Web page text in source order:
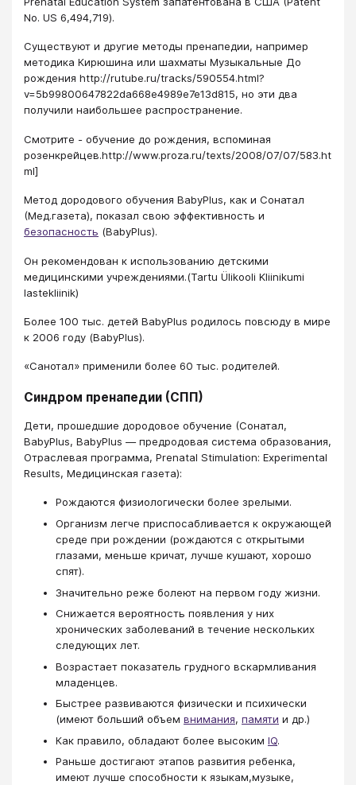
No. US 6,494,719).
Существуют и другие методы пренапедии, например
методика Кирюшина или шахматы Музыкальные До
рождения http://rutube.ru/tracks/590554.html?
v=5b99800647822da668e4989e7e13d815, но эти два
получили наибольшее распространение.
Смотрите - обучение до рождения, вспоминая
розенкрейцев.http://www.proza.ru/texts/2008/07/07/583.ht
ml]
Метод дородового обучения BabyPlus, как и Сонатал
(Мед.газета), показал свою эффективность и
безопасность (BabyPlus).
Он рекомендован к использованию детскими
медицинскими учреждениями.(Tartu Ülikooli Kliinikumi
lastekliinik)
Более 100 тыс. детей BabyPlus родилось повсюду в мире
к 2006 году (BabyPlus).
«Санотал» применили более 60 тыс. родителей.
Синдром пренапедии (СПП)
Дети, прошедшие дородовое обучение (Сонатал,
BabyPlus, BabyPlus — предродовая система образования,
Отраслевая программа, Prenatal Stimulation: Experimental
Results, Медицинская газета):
Рождаются физиологически более зрелыми.
Организм легче приспосабливается к окружающей
среде при рождении (рождаются с открытыми
глазами, меньше кричат, лучше кушают, хорошо
спят).
Значительно реже болеют на первом году жизни.
Снижается вероятность появления у них
хронических заболеваний в течение нескольких
следующих лет.
Возрастает показатель грудного вскармливания
младенцев.
Быстрее развиваются физически и психически
(имеют больший объем внимания, памяти и др.)
Как правило, обладают более высоким IQ.
Раньше достигают этапов развития ребенка,
имеют лучше способности к языкам,музыке,